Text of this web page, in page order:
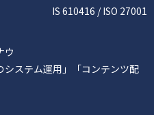
IS 610416 / ISO 27001
ウ
ステム運用」「コンテンツ配